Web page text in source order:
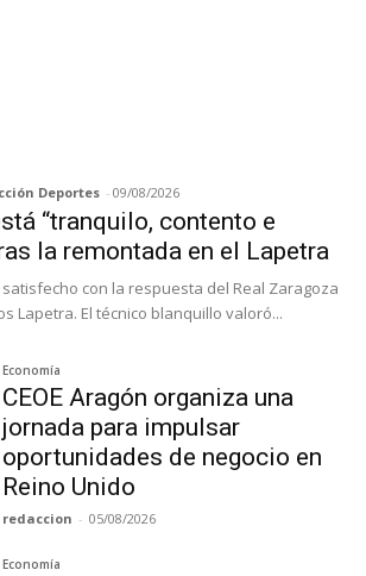
Deportes - 09/08/2026
“tranquilo, contento e
la remontada en el Lapetra
con la respuesta del Real Zaragoza
Lapetra. El técnico blanquillo valoró...
Economía
CEOE Aragón organiza una
jornada para impulsar
oportunidades de negocio en
Reino Unido
redaccion - 05/08/2026
Economía